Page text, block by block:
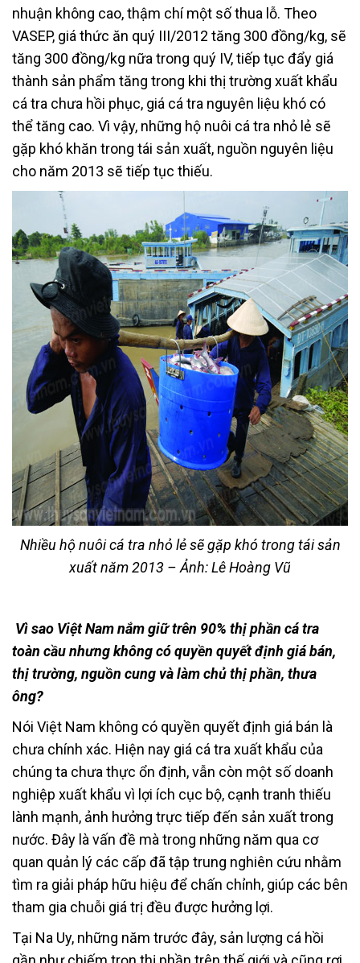
nhuận không cao, thậm chí một số thua lỗ. Theo
VASEP, giá thức ăn quý III/2012 tăng 300 đồng/kg, sẽ
tăng 300 đồng/kg nữa trong quý IV, tiếp tục đẩy giá
thành sản phẩm tăng trong khi thị trường xuất khẩu
cá tra chưa hồi phục, giá cá tra nguyên liệu khó có
thể tăng cao. Vì vậy, những hộ nuôi cá tra nhỏ lẻ sẽ
gặp khó khăn trong tái sản xuất, nguồn nguyên liệu
cho năm 2013 sẽ tiếp tục thiếu.
Nhiều hộ nuôi cá tra nhỏ lẻ sẽ gặp khó trong tái sản
xuất năm 2013 – Ảnh: Lê Hoàng Vũ
Vì sao Việt Nam nắm giữ trên 90% thị phần cá tra
toàn cầu nhưng không có quyền quyết định giá bán,
thị trường, nguồn cung và làm chủ thị phần, thưa
ông?
Nói Việt Nam không có quyền quyết định giá bán là
chưa chính xác. Hiện nay giá cá tra xuất khẩu của
chúng ta chưa thực ổn định, vẫn còn một số doanh
nghiệp xuất khẩu vì lợi ích cục bộ, cạnh tranh thiếu
lành mạnh, ảnh hưởng trực tiếp đến sản xuất trong
nước. Đây là vấn đề mà trong những năm qua cơ
quan quản lý các cấp đã tập trung nghiên cứu nhằm
tìm ra giải pháp hữu hiệu để chấn chỉnh, giúp các bên
tham gia chuỗi giá trị đều được hưởng lợi.
Tại Na Uy, những năm trước đây, sản lượng cá hồi